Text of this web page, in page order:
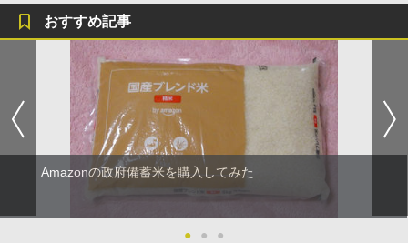
おすすめ記事
Amazonの政府備蓄米を購入してみた
● ● ●